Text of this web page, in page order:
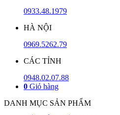
0933.48.1979
HÀ NỘI
0969.5262.79
CÁC TỈNH
0948.02.07.88
0 Giỏ hàng
DANH MỤC SẢN PHẨM